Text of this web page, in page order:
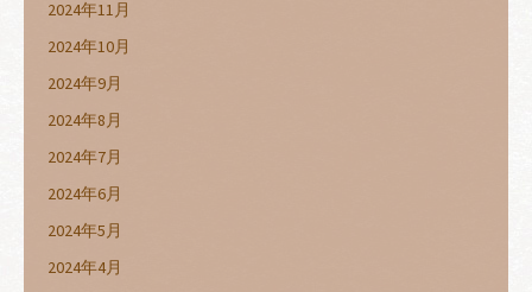
2024年11月
2024年10月
2024年9月
2024年8月
2024年7月
2024年6月
2024年5月
2024年4月